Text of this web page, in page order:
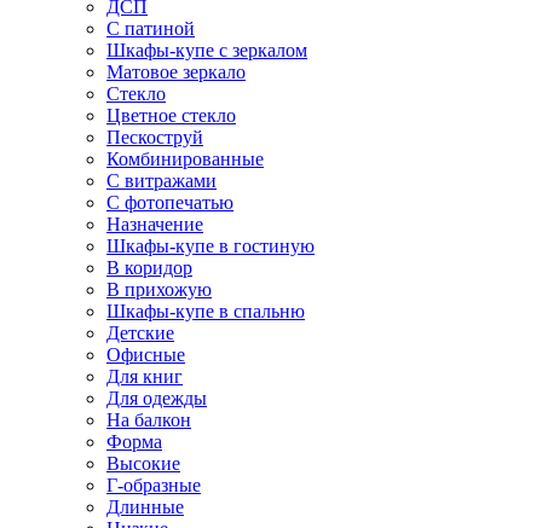
ДСП
С патиной
Шкафы-купе с зеркалом
Матовое зеркало
Стекло
Цветное стекло
Пескоструй
Комбинированные
С витражами
С фотопечатью
Назначение
Шкафы-купе в гостиную
В коридор
В прихожую
Шкафы-купе в спальню
Детские
Офисные
Для книг
Для одежды
На балкон
Форма
Высокие
Г-образные
Длинные